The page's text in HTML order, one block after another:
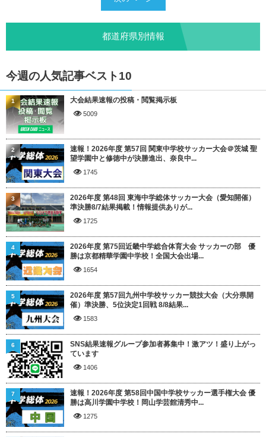
都道府県別情報
今週の人気記事ベスト10
大会結果速報の投稿・閲覧掲示板
5009
1
速報！2026年度 第57回 関東中学校サッカー大会＠茨城 聖
望学園中と修徳中が決勝進出、奈良中...
1745
2
2026年度 第48回 東海中学総体サッカー大会（愛知開催）
準決勝8/7結果掲載！情報提供ありが...
1725
3
2026年度 第75回近畿中学総合体育大会 サッカーの部 優
勝は京都精華学園中学校！全国大会出場...
1654
4
2026年度 第57回九州中学校サッカー競技大会（大分県開
催）準決勝、5位決定1回戦 8/8結果...
1583
5
SNS結果速報グループ参加者募集中！激アツ！盛り上がっ
ています
1406
6
速報！2026年度 第58回中国中学校サッカー選手権大会 優
勝は高川学園中学校！岡山学芸館清秀中...
1275
7